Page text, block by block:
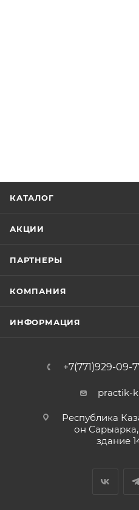
КАТАЛОГ
АКЦИИ
ПАРТНЕРЫ
КОМПАНИЯ
ИНФОРМАЦИЯ
+7(771)929-09-
practik-
Республика
он
здание